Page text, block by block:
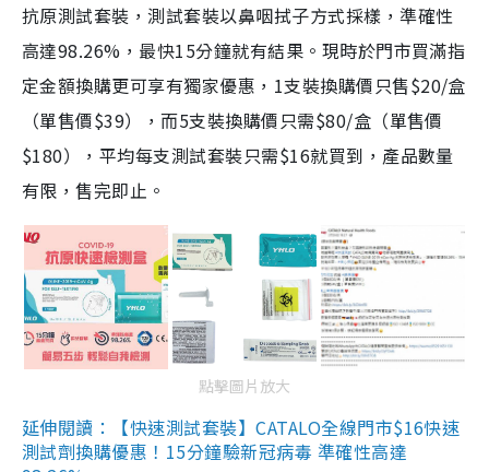
抗原測試套裝，測試套裝以鼻咽拭子方式採樣，準確性
高達98.26%，最快15分鐘就有結果。現時於門市買滿指
定金額換購更可享有獨家優惠，1支裝換購價只售$20/盒
（單售價$39），而5支裝換購價只需$80/盒（單售價
$180），平均每支測試套裝只需$16就買到，產品數量
有限，售完即止。
點擊圖片放大
延伸閱讀：【快速測試套裝】CATALO全線門市$16快速
測試劑換購優惠！15分鐘驗新冠病毒 準確性高達